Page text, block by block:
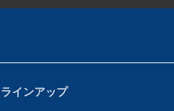
ラインアップ